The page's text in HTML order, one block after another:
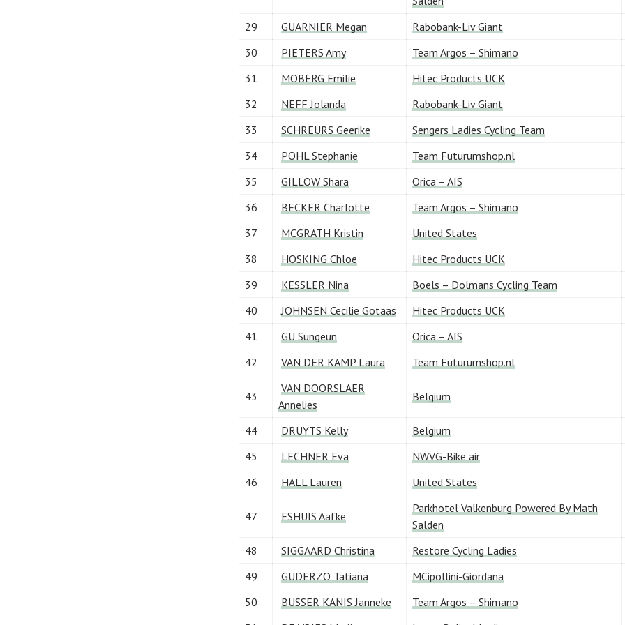
29 GUARNIER Megan Rabobank-Liv Giant
30
PIETERS Amy Team Argos – Shimano
31
MOBERG Emilie Hitec Products UCK
32
NEFF Jolanda Rabobank-Liv Giant
33
SCHREURS Geerike Sengers Ladies Cycling Team
34
POHL Stephanie Team Futurumshop.nl
35
GILLOW Shara Orica – AIS
36
BECKER Charlotte Team Argos – Shimano
37
MCGRATH Kristin United States
38
HOSKING Chloe Hitec Products UCK
39
KESSLER Nina Boels – Dolmans Cycling Team
40
JOHNSEN Cecilie Gotaas Hitec Products UCK
41
GU Sungeun Orica – AIS
42
VAN DER KAMP Laura Team Futurumshop.nl
43
VAN DOORSLAER
Annelies
Belgium
44 DRUYTS Kelly Belgium
45
LECHNER Eva NWVG-Bike air
46
HALL Lauren United States
47 ESHUIS Aafke
Parkhotel Valkenburg Powered By Math
Salden
48 SIGGAARD Christina Restore Cycling Ladies
49
GUDERZO Tatiana MCipollini-Giordana
50
BUSSER KANIS Janneke Team Argos – Shimano